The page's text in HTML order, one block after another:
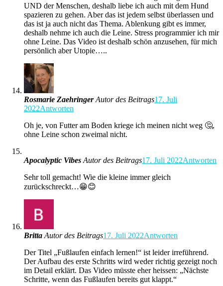
UND der Menschen, deshalb liebe ich auch mit dem Hund
spazieren zu gehen. Aber das ist jedem selbst überlassen und
das ist ja auch nicht das Thema. Ablenkung gibt es immer,
deshalb nehme ich auch die Leine. Stress programmier ich mir
ohne Leine. Das Video ist deshalb schön anzusehen, für mich
persönlich aber Utopie…..
Rosmarie Zaehringer Autor des Beitrags17. Juli
2022Antworten
Oh je, von Futter am Boden kriege ich meinen nicht weg 🤔,
ohne Leine schon zweimal nicht.
Apocalyptic Vibes Autor des Beitrags17. Juli 2022Antworten
Sehr toll gemacht! Wie die kleine immer gleich
zurückschreckt…😁😊
Britta Autor des Beitrags17. Juli 2022Antworten
Der Titel „Fußlaufen einfach lernen!“ ist leider irreführend.
Der Aufbau des erste Schritts wird weder richtig gezeigt noch
im Detail erklärt. Das Video müsste eher heissen: „Nächste
Schritte, wenn das Fußlaufen bereits gut klappt.“